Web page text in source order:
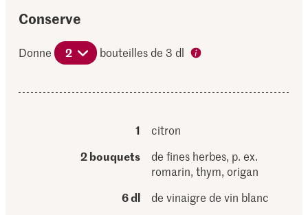
Conserve
Donne 2 bouteilles de 3 dl
1
citron
2 bouquets
de fines herbes, p. ex.
romarin, thym, origan
6 dl
de vinaigre de vin blanc